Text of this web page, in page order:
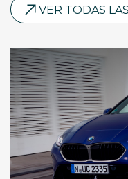
VER TODAS